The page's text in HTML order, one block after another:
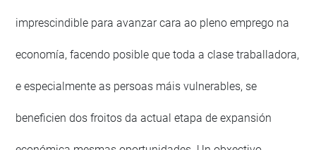
imprescindible para avanzar cara ao pleno emprego na
economía, facendo posible que toda a clase traballadora,
e especialmente as persoas máis vulnerables, se
beneficien dos froitos da actual etapa de expansión